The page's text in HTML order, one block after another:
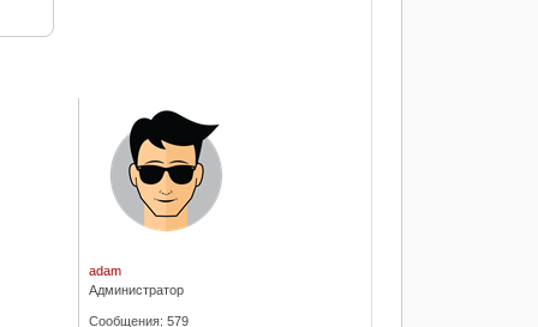
adam
Администратор
Сообщения: 579